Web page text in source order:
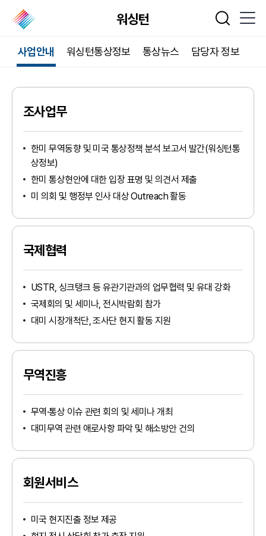
워싱턴 통합검색
사업안내 워싱턴통상정보 통상뉴스 담당자 정보
조사업무
한미 무역동향 및 미국 통상정책 분석 보고서 발간(워싱턴통
상정보)
한미 통상현안에 대한 입장 표명 및 의견서 제출
미 의회 및 행정부 인사 대상 Outreach 활동
국제협력
USTR, 싱크탱크 등 유관기관과의 업무협력 및 유대 강화
국제회의 및 세미나, 전시박람회 참가
대미 시장개척단, 조사단 현지 활동 지원
무역진흥
무역·통상 이슈 관련 회의 및 세미나 개최
대미무역 관련 애로사항 파악 및 해소방안 건의
회원서비스
미국 현지진출 정보 제공